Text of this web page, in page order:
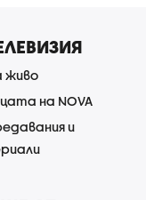
живо
на NOVA
и